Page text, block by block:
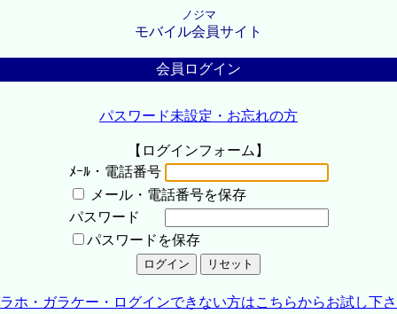
ノジマ
モバイル会員サイト
会員ログイン
パスワード未設定・お忘れの方
【ログインフォーム】
ﾒｰﾙ・電話番号
メール・電話番号を保存
パスワード
パスワードを保存
ホ・ガラケー・ログインできない方はこちらからお試し下